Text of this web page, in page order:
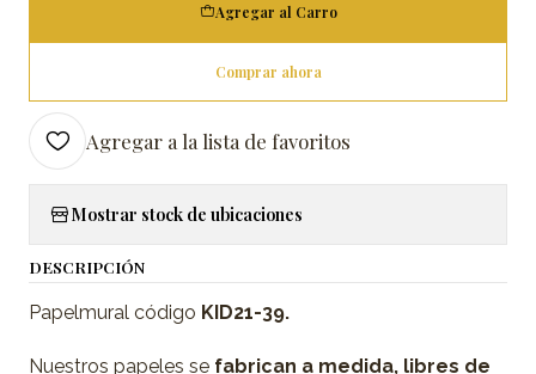
Agregar al Carro
Comprar ahora
Agregar a la lista de favoritos
Mostrar stock de ubicaciones
DESCRIPCIÓN
Papelmural código KID21-39.
Nuestros papeles se fabrican a medida, libres de